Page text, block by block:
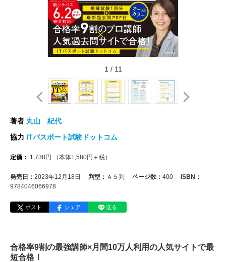
1 / 11
著者 丸山 紀代
協力 ITパスポート試験ドットコム
定価： 1,738円 （本体1,580円＋税）
発売日： 2023年12月18日 判型： Ａ５判 ページ数： 400
ISBN：
9784046066978
ポスト シェア 送る
合格率9割の最強講師×月間10万人利用の人気サイトで最
短合格！